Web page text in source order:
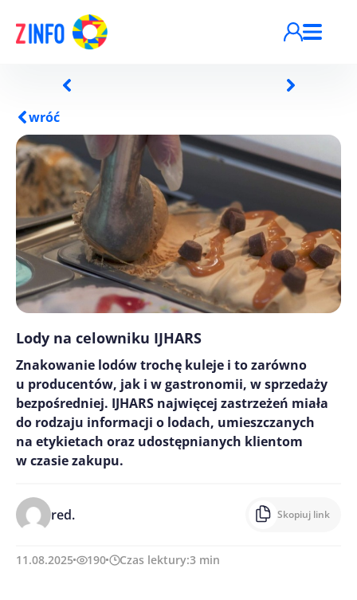
wróć
Lody na celowniku IJHARS
Znakowanie lodów trochę kuleje i to zarówno
u producentów, jak i w gastronomii, w sprzedaży
bezpośredniej. IJHARS najwięcej zastrzeżeń miała
do rodzaju informacji o lodach, umieszczanych
na etykietach oraz udostępnianych klientom
w czasie zakupu.
red. Skopiuj link
11.08.2025 190 Czas lektury:3 min